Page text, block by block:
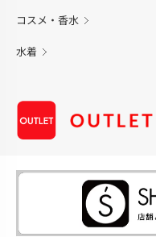
コスメ・香水
水着